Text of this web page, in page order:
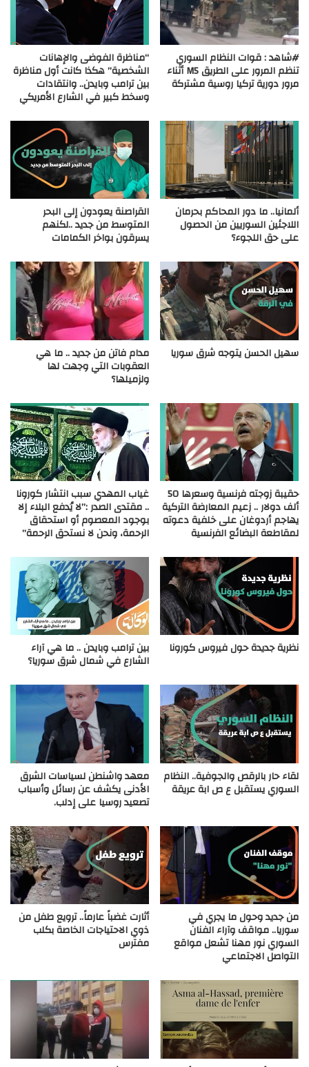
#شاهد : قوات النظام السوري
تنظم المرور على الطريق M5 أثناء
مرور دورية تركيا روسية مشتركة
“مناظرة الفوضى والإهانات
الشخصية” هكذا كانت أول مناظرة
بين ترامب وبايدن.. وانتقادات
وسخط كبير في الشارع الأمريكي
ألمانيا.. ما دور المحاكم بحرمان
اللاجئين السوريين من الحصول
على حق اللجوء؟
القراصنة يعودون إلى البحر
المتوسط من جديد ..لكنهم
يسرقون بواخر الكمامات
سهيل الحسن يتوجه شرق سوريا مدام فاتن من جديد .. ما هي
العقوبات التي وجهت لها
ولزميلها؟
حقيبة زوجته فرنسية وسعرها 50
ألف دولار .. زعيم المعارضة التركية
يهاجم أردوغان على خلفية دعوته
لمقاطعة البضائع الفرنسية
غياب المهدي سبب انتشار كورونا
.. مقتدى الصدر :”لا يُدفع البلاء إلا
بوجود المعصوم أو استحقاق
الرحمة، ونحن لا نستحق الرحمة”
نظرية جديدة حول فيروس كورونا بين ترامب وبايدن .. ما هي آراء
الشارع في شمال شرق سوريا؟
لقاء حار بالرقص والجوفية.. النظام
السوري يستقبل ع ص ابة عريقة
معهد واشنطن لسياسات الشرق
الأدنى يكشف عن رسائل وأسباب
تصعيد روسيا على إدلب.
من جديد وحول ما يجري في
سوريا.. مواقف وآراء الفنان
السوري نور مهنا تشعل مواقع
التواصل الاجتماعي
أثارت غضباً عارماً.. ترويع طفل من
ذوي الاحتياجات الخاصة بكلب
مفترس